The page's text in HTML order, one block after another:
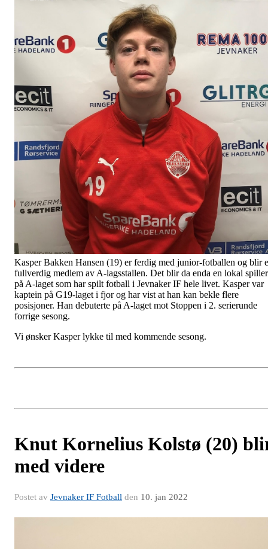
Kasper Bakken Hansen (19) er ferdig med junior-fotballen og blir
fullverdig medlem av A-lagsstallen. Det blir da enda en lokal spiller
på A-laget som har spilt fotball i Jevnaker IF hele livet. Kasper var
kaptein på G19-laget i fjor og har vist at han kan bekle flere
posisjoner. Han debuterte på A-laget mot Stoppen i 2. serierunde
forrige sesong.
Vi ønsker Kasper lykke til med kommende sesong.
Knut Kornelius Kolstø (20)
med videre
Postet av Jevnaker IF Fotball den 10. jan 2022